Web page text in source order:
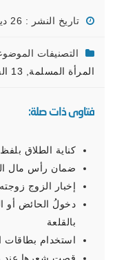
تاريخ النشر : 26 ديسمبر, 2017
التصنيفات
المرأة المسلمة
13 الجنايات
فتاوى ذات صلة:
كناية الطلاق
ضمان رأس مال
إخبار الزوج
دخولُ الحائض أو
بالقلعة
استخدام بطاقات